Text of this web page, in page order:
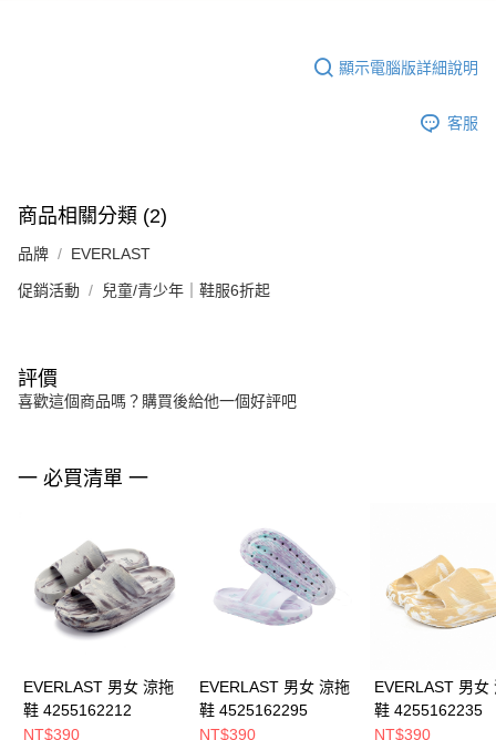
顯示電腦版詳細說明
客服
商品相關分類 (2)
品牌 EVERLAST
促銷活動 兒童/青少年｜鞋服6折起
評價
喜歡這個商品嗎？購買後給他一個好評吧
一 必買清單 一
EVERLAST 男女 涼拖
鞋 4255162212
NT$390
EVERLAST 男女 涼拖
鞋 4525162295
NT$390
EVERLAST 男女
鞋 4255162235
NT$390